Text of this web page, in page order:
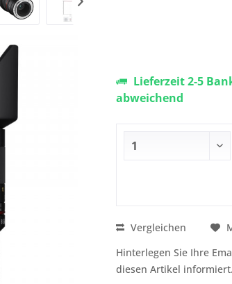
Lieferzeit 2-5
abweichend
Vergleichen
Hinterlegen Sie Ihre
diesen Artikel informiert.